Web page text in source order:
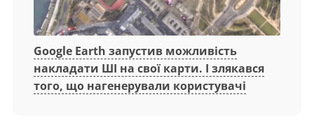
Google Earth запустив можливість
накладати ШІ на свої карти. І злякався
того, що нагенерували користувачі